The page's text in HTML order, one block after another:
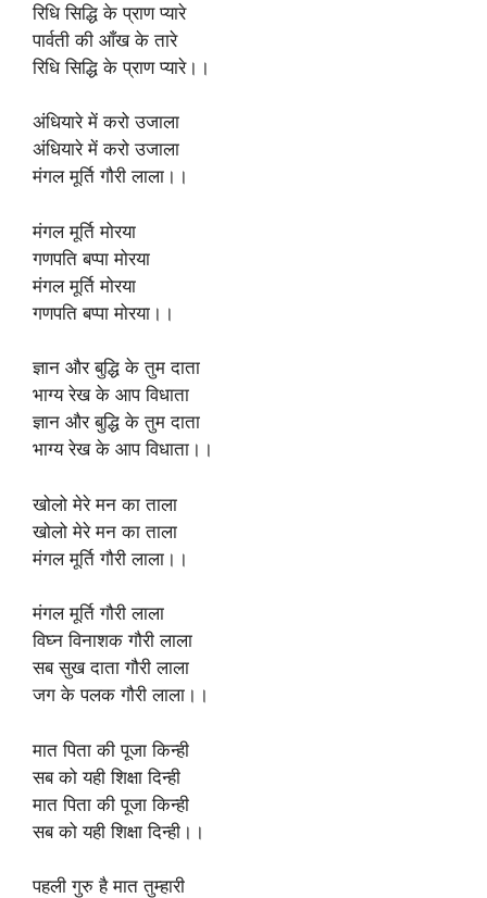
रिधि सिद्धि के प्राण प्यारे
पार्वती की आँख के तारे
रिधि सिद्धि के प्राण प्यारे।।
अंधियारे में करो उजाला
अंधियारे में करो उजाला
मंगल मूर्ति गौरी लाला।।
मंगल मूर्ति मोरया
गणपति बप्पा मोरया
मंगल मूर्ति मोरया
गणपति बप्पा मोरया।।
ज्ञान और बुद्धि के तुम दाता
भाग्य रेख के आप विधाता
ज्ञान और बुद्धि के तुम दाता
भाग्य रेख के आप विधाता।।
खोलो मेरे मन का ताला
खोलो मेरे मन का ताला
मंगल मूर्ति गौरी लाला।।
मंगल मूर्ति गौरी लाला
विघ्न विनाशक गौरी लाला
सब सुख दाता गौरी लाला
जग के पलक गौरी लाला।।
मात पिता की पूजा किन्ही
सब को यही शिक्षा दिन्ही
मात पिता की पूजा किन्ही
सब को यही शिक्षा दिन्ही।।
पहली गुरु है मात तुम्हारी